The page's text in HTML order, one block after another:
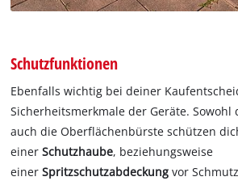
Schutzfunktionen
Ebenfalls wichtig bei deiner
Sicherheitsmerkmale der Geräte. Sowohl
auch die Oberflächenbürste schützen
einerSchutzhaube, beziehungsweise
einerSpritzschutzabdeckungvor